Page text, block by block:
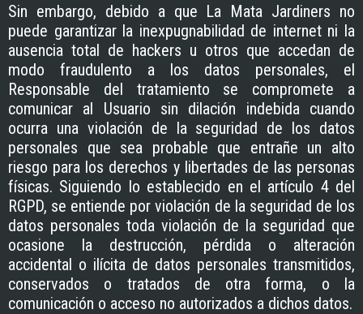
Sin embargo, debido a que La Mata Jardiners no
puede garantizar la inexpugnabilidad de internet ni la
ausencia total de hackers u otros que accedan de
modo fraudulento a los datos personales, el
Responsable del tratamiento se compromete a
comunicar al Usuario sin dilación indebida cuando
ocurra una violación de la seguridad de los datos
personales que sea probable que entrañe un alto
riesgo para los derechos y libertades de las personas
físicas. Siguiendo lo establecido en el artículo 4 del
RGPD, se entiende por violación de la seguridad de los
datos personales toda violación de la seguridad que
ocasione la destrucción, pérdida o alteración
accidental o ilícita de datos personales transmitidos,
conservados o tratados de otra forma, o la
comunicación o acceso no autorizados a dichos datos.